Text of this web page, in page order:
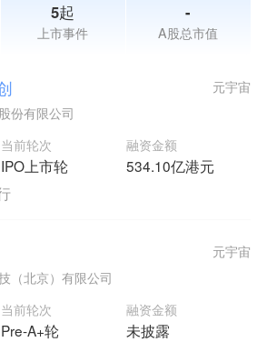
5起
上市事件
-
A股总市值
份有限公司
当前轮次
IPO上市轮
融资金额
534.10亿港元
元宇宙
（北京）有限公司
当前轮次
Pre-A+轮
融资金额
未披露
元宇宙